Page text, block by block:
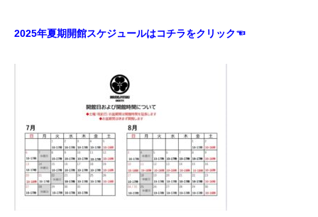
2025年夏期開館スケジュールはコチラをクリック☜